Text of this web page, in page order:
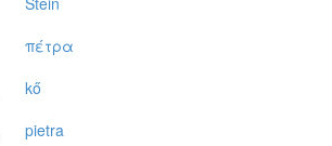
πέτρα
kő
pietra